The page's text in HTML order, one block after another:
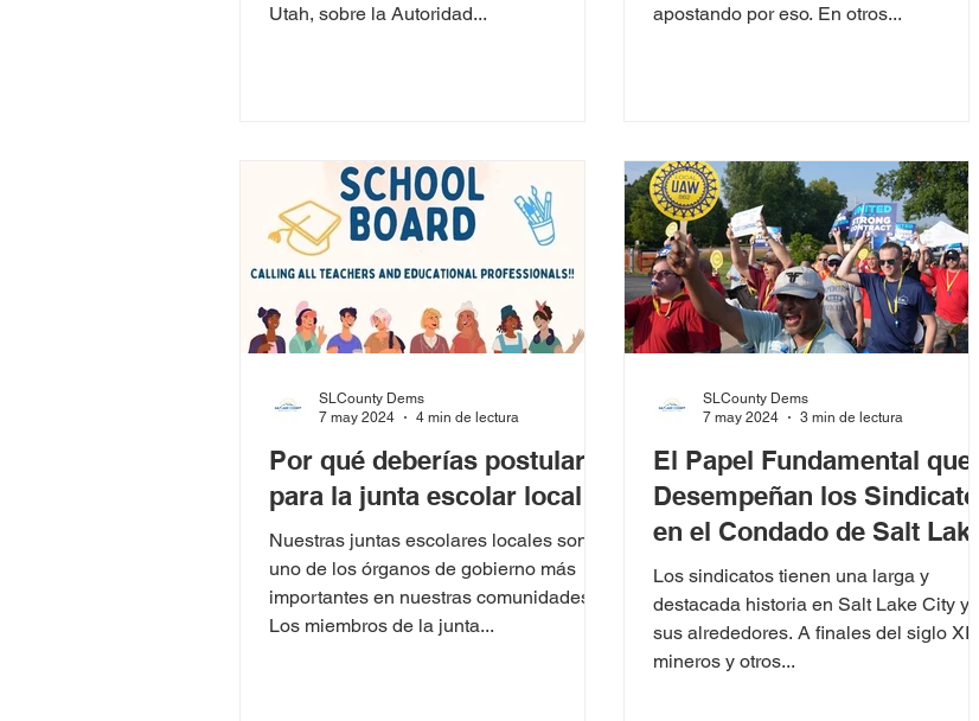
Utah, sobre la Autoridad...
apostando por eso. En otros...
Por qué deberías postularte
para la junta escolar local
Nuestras juntas escolares locales son
uno de los órganos de gobierno más
importantes en nuestras comunidades.
Los miembros de la junta...
SLCounty Dems
7 may 2024
4 min de lectura
El Papel Fundamental que
Desempeñan los Sindicatos
en el Condado de Salt Lake
Los sindicatos tienen una larga y
destacada historia en Salt Lake City y
sus alrededores. A finales del siglo XIX,
mineros y otros...
SLCounty Dems
7 may 2024
3 min de lectura